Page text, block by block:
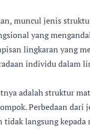
muncul jenis
yang
lingkaran yang
individu dalam
adalah struktur
Perbedaan dari
tidak langsung